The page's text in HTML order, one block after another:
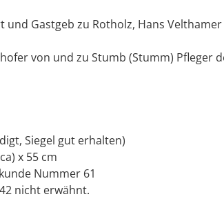
und Gastgeb zu Rotholz, Hans
von und zu Stumb (Stumm) Pfleger
Siegel gut erhalten)
x 55 cm
Nummer 61
nicht erwähnt.